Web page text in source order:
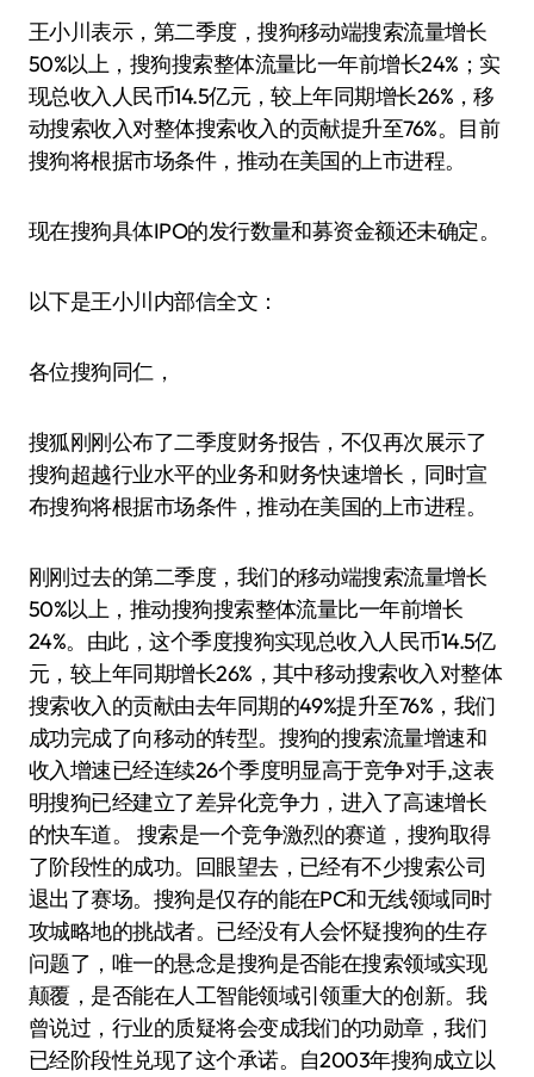
王小川表示，第二季度，搜狗移动端搜索流量增长
50%以上，搜狗搜索整体流量比一年前增长24%；实
现总收入人民币14.5亿元，较上年同期增长26%，移
动搜索收入对整体搜索收入的贡献提升至76%。目前
搜狗将根据市场条件，推动在美国的上市进程。
现在搜狗具体IPO的发行数量和募资金额还未确定。
以下是王小川内部信全文：
各位搜狗同仁，
搜狐刚刚公布了二季度财务报告，不仅再次展示了
搜狗超越行业水平的业务和财务快速增长，同时宣
布搜狗将根据市场条件，推动在美国的上市进程。
刚刚过去的第二季度，我们的移动端搜索流量增长
50%以上，推动搜狗搜索整体流量比一年前增长
24%。由此，这个季度搜狗实现总收入人民币14.5亿
元，较上年同期增长26%，其中移动搜索收入对整体
搜索收入的贡献由去年同期的49%提升至76%，我们
成功完成了向移动的转型。搜狗的搜索流量增速和
收入增速已经连续26个季度明显高于竞争对手,这表
明搜狗已经建立了差异化竞争力，进入了高速增长
的快车道。 搜索是一个竞争激烈的赛道，搜狗取得
了阶段性的成功。回眼望去，已经有不少搜索公司
退出了赛场。搜狗是仅存的能在PC和无线领域同时
攻城略地的挑战者。已经没有人会怀疑搜狗的生存
问题了，唯一的悬念是搜狗是否能在搜索领域实现
颠覆，是否能在人工智能领域引领重大的创新。我
曾说过，行业的质疑将会变成我们的功勋章，我们
已经阶段性兑现了这个承诺。自2003年搜狗成立以